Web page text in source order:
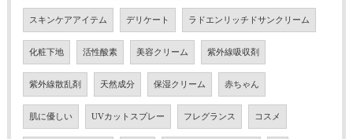
スキンケアアイテム デリケート ラドエンリッチドサンクリーム
化粧下地 活性酸素 美容クリーム 紫外線吸収剤
紫外線散乱剤 天然成分 保湿クリーム 赤ちゃん
肌に優しい UVカットスプレー フレグランス コスメ